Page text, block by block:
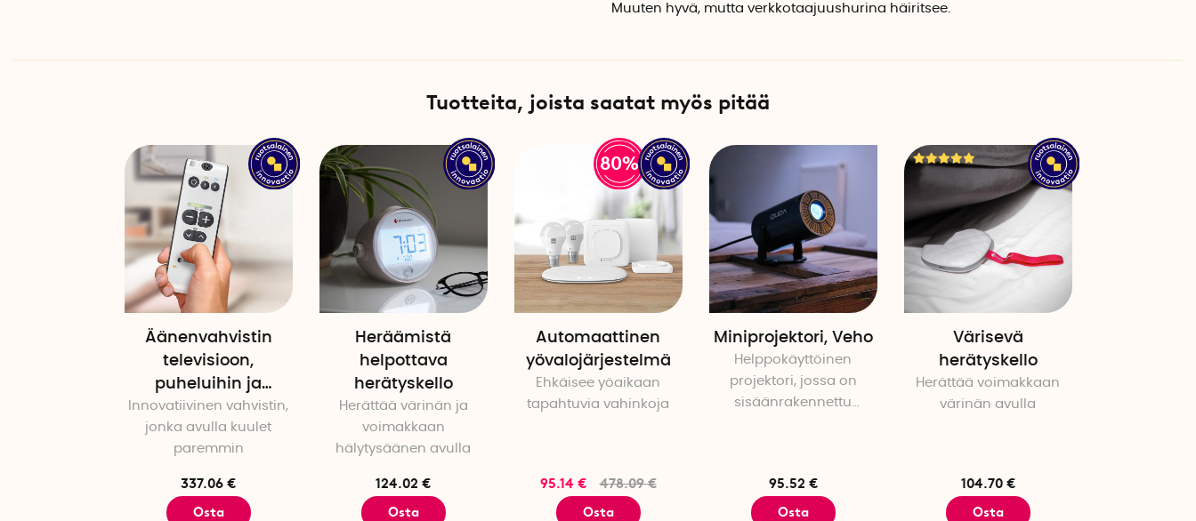
Pakkaus sisältää kaulasilmukan sekä kuvitetun englanninkielisen käyttöohjeen.
Muuten hyvä, mutta verkkotaajuushurina häiritsee.
Tuotteita, joista saatat myös pitää
Äänenvahvistin
televisioon,
puheluihin ja
puhelimeen
Innovatiivinen vahvistin,
jonka avulla kuulet
paremmin
337.06 €
Osta
Heräämistä
helpottava
herätyskello
Herättää värinän ja
voimakkaan
hälytysäänen avulla
124.02 €
Osta
80%
Automaattinen
yövalojärjestelmä
Ehkäisee yöaikaan
tapahtuvia vahinkoja
95.14 €
478.09 €
Osta
Miniprojektori, Veho
Helppokäyttöinen
projektori, jossa on
sisäänrakennettu
95.52 €
Osta
Värisevä
herätyskello
Herättää voimakkaan
värinän avulla
104.70 €
Osta